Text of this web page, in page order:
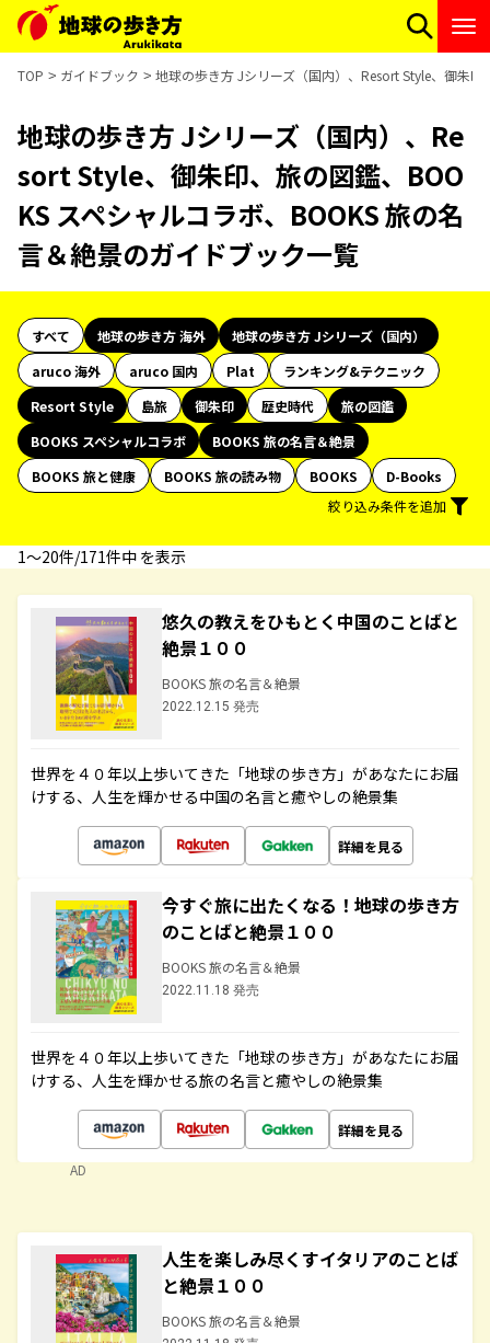
TOP ガイドブック 地球の歩き方 Jシリーズ（国内）、Resort Style、御朱
地球の歩き方 Jシリーズ（国内）、Re
sort Style、御朱印、旅の図鑑、BOO
KS スペシャルコラボ、BOOKS 旅の名
言＆絶景のガイドブック一覧
すべて 地球の歩き方 海外
地球の歩き方 Jシリーズ（国内）
aruco 海外
aruco 国内 Plat
ランキング&テクニック
Resort Style
島旅 御朱印 歴史時代
旅の図鑑
BOOKS スペシャルコラボ
BOOKS 旅の名言＆絶景
BOOKS 旅と健康
BOOKS 旅の読み物 BOOKS
D-Books
絞り込み条件を追加
1〜20件/171件中 を表示
悠久の教えをひもとく中国のことばと
絶景１００
BOOKS 旅の名言＆絶景
2022.12.15 発売
世界を４０年以上歩いてきた「地球の歩き方」があなたにお届
けする、人生を輝かせる中国の名言と癒やしの絶景集
詳細を見る
今すぐ旅に出たくなる！地球の歩き方
のことばと絶景１００
BOOKS 旅の名言＆絶景
2022.11.18 発売
世界を４０年以上歩いてきた「地球の歩き方」があなたにお届
けする、人生を輝かせる旅の名言と癒やしの絶景集
詳細を見る
AD
人生を楽しみ尽くすイタリアのことば
と絶景１００
BOOKS 旅の名言＆絶景